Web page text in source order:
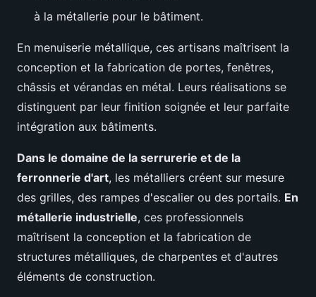
à la métallerie pour le bâtiment.
En menuiserie métallique, ces artisans maîtrisent la
conception et la fabrication de portes, fenêtres,
châssis et vérandas en métal. Leurs réalisations se
distinguent par leur finition soignée et leur parfaite
intégration aux bâtiments.
Dans le domaine de la serrurerie et de la
ferronnerie d'art, les métalliers créent sur mesure
des grilles, des rampes d'escalier ou des portails. En
métallerie industrielle, ces professionnels
maîtrisent la conception et la fabrication de
structures métalliques, de charpentes et d'autres
éléments de construction.